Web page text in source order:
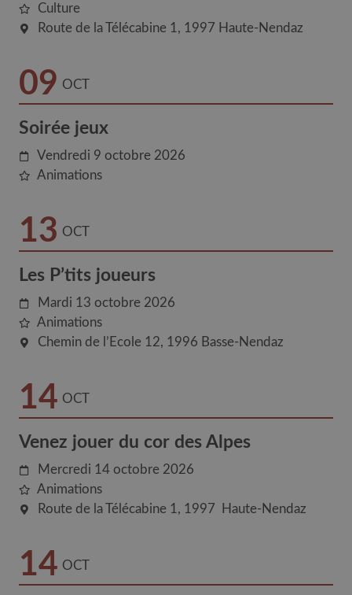
Culture
Route de la Télécabine 1
1997 Haute-Nendaz
09 OCT
Soirée jeux
Vendredi 9 octobre 2026
Animations
13 OCT
Les P’tits joueurs
Mardi 13 octobre 2026
Animations
Chemin de l’Ecole 12 1996 Basse-Nendaz
14 OCT
Venez jouer du cor des Alpes
Mercredi 14 octobre 2026
Animations
Route de la Télécabine 1
1997 Haute-Nendaz
14 OCT